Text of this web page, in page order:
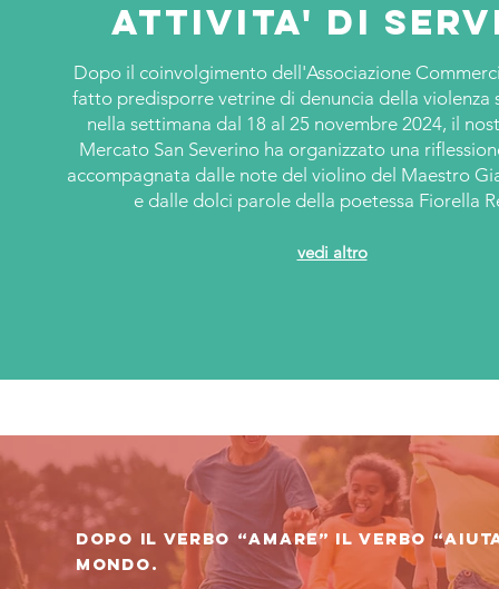
Attivita' di
Dopo il coinvolgimento dell'Associazione
fatto predisporre vetrine di denuncia della violenza
nella settimana dal 18 al 25 novembre 2024, il
Mercato San Severino ha organizzato una
accompagnata dalle note del violino del Maestro
e dalle dolci parole della poetessa Fiorella
vedi altro
Dopo il verbo “amare” il verbo
mondo.